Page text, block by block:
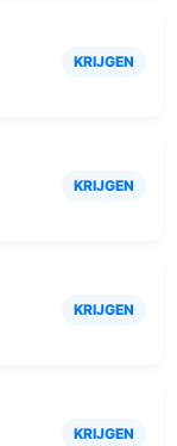
KRIJGEN
KRIJGEN
KRIJGEN
KRIJGEN